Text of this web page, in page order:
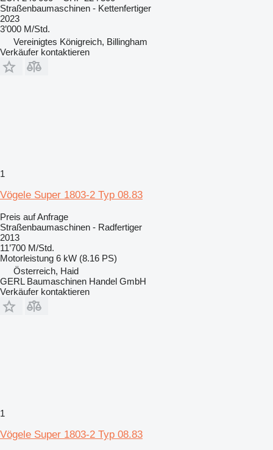
Straßenbaumaschinen - Kettenfertiger
2023
3’000 M/Std.
Vereinigtes Königreich, Billingham
Verkäufer kontaktieren
1
Vögele Super 1803-2 Typ 08.83
Preis auf Anfrage
Straßenbaumaschinen - Radfertiger
2013
11’700 M/Std.
Motorleistung 6 kW (8.16 PS)
Österreich, Haid
GERL Baumaschinen Handel GmbH
Verkäufer kontaktieren
1
Vögele Super 1803-2 Typ 08.83